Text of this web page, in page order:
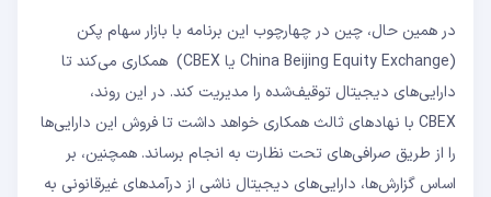
در همین حال، چین در چهارچوب این برنامه با بازار سهام پکن
(China Beijing Equity Exchange یا CBEX) همکاری می‌کند تا
دارایی‌های دیجیتال توقیف‌شده را مدیریت کند. در این روند،
CBEX با نهادهای ثالث همکاری خواهد داشت تا فروش این دارایی‌ها
را از طریق صرافی‌های تحت نظارت به انجام برساند. همچنین، بر
اساس گزارش‌ها، دارایی‌های دیجیتال ناشی از درآمدهای غیرقانونی به